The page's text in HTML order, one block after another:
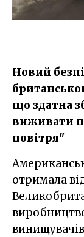
Новий
що здатна
виживати
повітря"
Американська компанія Spirit AeroSystems
отримала